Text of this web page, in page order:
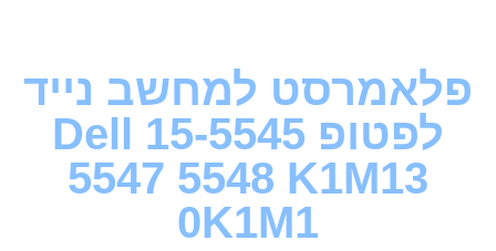
פלאמרסט למחשב נייד
לפטופ Dell 15-5545
5547 5548 K1M13
0K1M1